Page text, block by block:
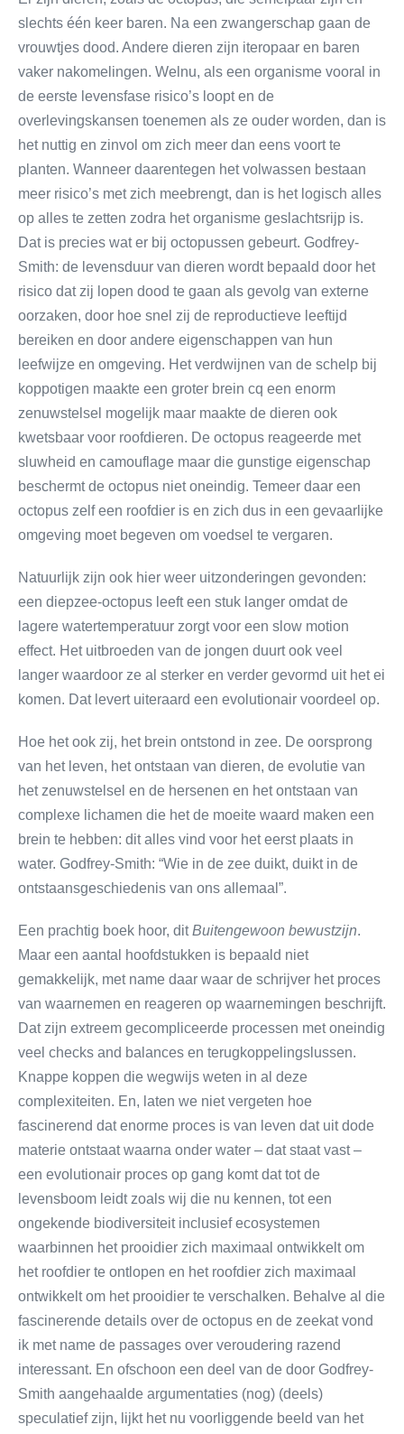
slechts één keer baren. Na een zwangerschap gaan de
vrouwtjes dood. Andere dieren zijn iteropaar en baren
vaker nakomelingen. Welnu, als een organisme vooral in
de eerste levensfase risico’s loopt en de
overlevingskansen toenemen als ze ouder worden, dan is
het nuttig en zinvol om zich meer dan eens voort te
planten. Wanneer daarentegen het volwassen bestaan
meer risico’s met zich meebrengt, dan is het logisch alles
op alles te zetten zodra het organisme geslachtsrijp is.
Dat is precies wat er bij octopussen gebeurt. Godfrey-
Smith: de levensduur van dieren wordt bepaald door het
risico dat zij lopen dood te gaan als gevolg van externe
oorzaken, door hoe snel zij de reproductieve leeftijd
bereiken en door andere eigenschappen van hun
leefwijze en omgeving. Het verdwijnen van de schelp bij
koppotigen maakte een groter brein cq een enorm
zenuwstelsel mogelijk maar maakte de dieren ook
kwetsbaar voor roofdieren. De octopus reageerde met
sluwheid en camouflage maar die gunstige eigenschap
beschermt de octopus niet oneindig. Temeer daar een
octopus zelf een roofdier is en zich dus in een gevaarlijke
omgeving moet begeven om voedsel te vergaren.
Natuurlijk zijn ook hier weer uitzonderingen gevonden:
een diepzee-octopus leeft een stuk langer omdat de
lagere watertemperatuur zorgt voor een slow motion
effect. Het uitbroeden van de jongen duurt ook veel
langer waardoor ze al sterker en verder gevormd uit het ei
komen. Dat levert uiteraard een evolutionair voordeel op.
Hoe het ook zij, het brein ontstond in zee. De oorsprong
van het leven, het ontstaan van dieren, de evolutie van
het zenuwstelsel en de hersenen en het ontstaan van
complexe lichamen die het de moeite waard maken een
brein te hebben: dit alles vind voor het eerst plaats in
water. Godfrey-Smith: “Wie in de zee duikt, duikt in de
ontstaansgeschiedenis van ons allemaal”.
Een prachtig boek hoor, ditBuitengewoon bewustzijn.
Maar een aantal hoofdstukken is bepaald niet
gemakkelijk, met name daar waar de schrijver het proces
van waarnemen en reageren op waarnemingen beschrijft.
Dat zijn extreem gecompliceerde processen met oneindig
veel checks and balances en terugkoppelingslussen.
Knappe koppen die wegwijs weten in al deze
complexiteiten. En, laten we niet vergeten hoe
fascinerend dat enorme proces is van leven dat uit dode
materie ontstaat waarna onder water – dat staat vast –
een evolutionair proces op gang komt dat tot de
levensboom leidt zoals wij die nu kennen, tot een
ongekende biodiversiteit inclusief ecosystemen
waarbinnen het prooidier zich maximaal ontwikkelt om
het roofdier te ontlopen en het roofdier zich maximaal
ontwikkelt om het prooidier te verschalken. Behalve al die
fascinerende details over de octopus en de zeekat vond
ik met name de passages over veroudering razend
interessant. En ofschoon een deel van de door Godfrey-
Smith aangehaalde argumentaties (nog) (deels)
speculatief zijn, lijkt het nu voorliggende beeld van het